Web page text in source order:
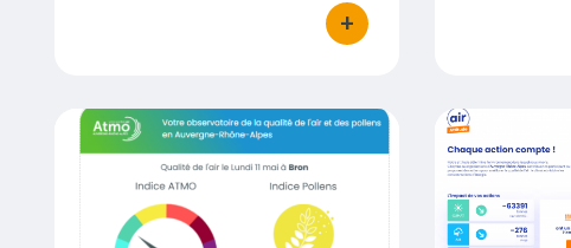
+
bouton d'actions
Widget qualité de l'air et pollens – Auvergne-
Visuel
Air Attitude